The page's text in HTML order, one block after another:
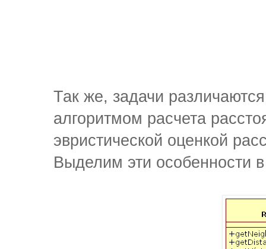
Так же, задачи
алгоритмом расчета
эвристической оценкой
Выделим эти особенности